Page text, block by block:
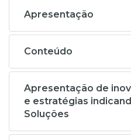
Apresentação
Conteúdo
Apresentação de
e estratégias
Soluções